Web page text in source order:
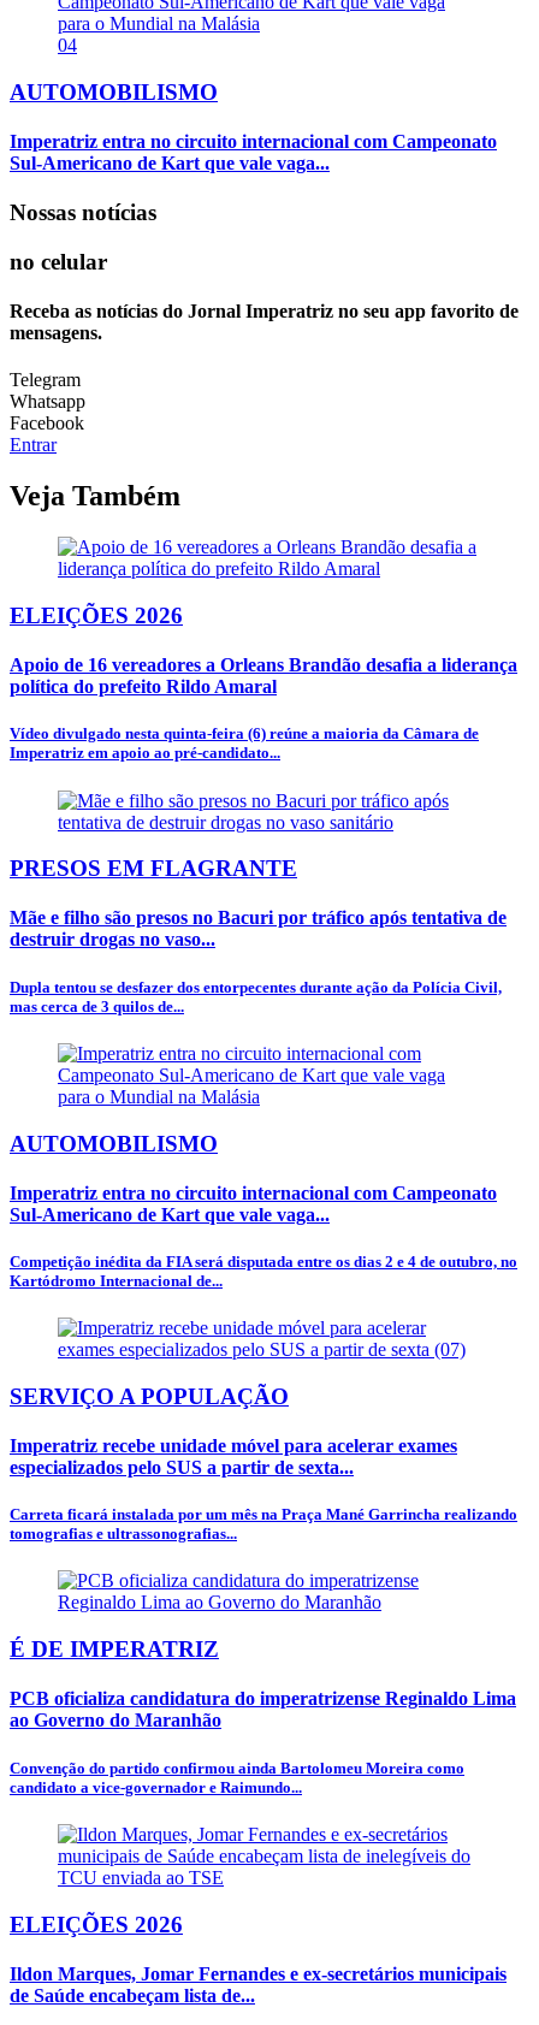
04
AUTOMOBILISMO
Imperatriz entra no circuito internacional com Campeonato
Sul-Americano de Kart que vale vaga...
Nossas notícias
no celular
Receba as notícias do Jornal Imperatriz no seu app favorito de
mensagens.
Telegram
Whatsapp
Facebook
Entrar
Veja Também
ELEIÇÕES 2026
Apoio de 16 vereadores a Orleans Brandão desafia a liderança
política do prefeito Rildo Amaral
Vídeo divulgado nesta quinta-feira (6) reúne a maioria da Câmara de
Imperatriz em apoio ao pré-candidato...
PRESOS EM FLAGRANTE
Mãe e filho são presos no Bacuri por tráfico após tentativa de
destruir drogas no vaso...
Dupla tentou se desfazer dos entorpecentes durante ação da Polícia Civil,
mas cerca de 3 quilos de...
AUTOMOBILISMO
Imperatriz entra no circuito internacional com Campeonato
Sul-Americano de Kart que vale vaga...
Competição inédita da FIA será disputada entre os dias 2 e 4 de outubro, no
Kartódromo Internacional de...
SERVIÇO A POPULAÇÃO
Imperatriz recebe unidade móvel para acelerar exames
especializados pelo SUS a partir de sexta...
Carreta ficará instalada por um mês na Praça Mané Garrincha realizando
tomografias e ultrassonografias...
É DE IMPERATRIZ
PCB oficializa candidatura do imperatrizense Reginaldo Lima
ao Governo do Maranhão
Convenção do partido confirmou ainda Bartolomeu Moreira como
candidato a vice-governador e Raimundo...
ELEIÇÕES 2026
Ildon Marques, Jomar Fernandes e ex-secretários municipais
de Saúde encabeçam lista de...